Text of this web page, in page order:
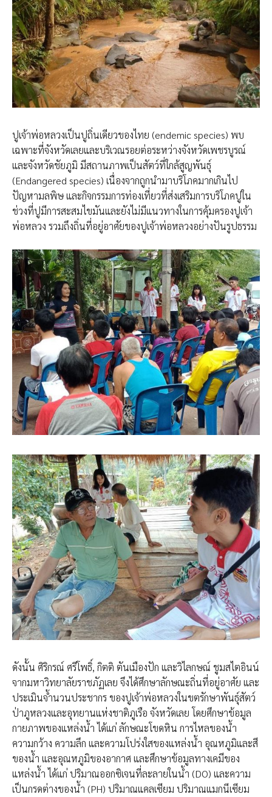
ปูเจ้าพ่อหลวงเป็นปูถิ่นเดียวของไทย (endemic species) พบ
เฉพาะที่จังหวัดเลยและบริเวณรอยต่อระหว่างจังหวัดเพชรบูรณ์
และจังหวัดชัยภูมิ มีสถานภาพเป็นสัตว์ที่ใกล้สูญพันธุ์
(Endangered species) เนื่องจากถูกนำมาบริโภคมากเกินไป
ปัญหามลพิษ และกิจกรรมการท่องเที่ยวที่ส่งเสริมการบริโภคปูใน
ช่วงที่ปูมีการสะสมไขมันและยังไม่มีแนวทางในการคุ้มครองปูเจ้า
พ่อหลวง รวมถึงถิ่นที่อยู่อาศัยของปูเจ้าพ่อหลวงอย่างปันรูปธรรม
ดังนั้น ศิริกรณ์ ศรีโพธิ์, กิตติ ตันเมืองปัก และวิไลกษณ์ ชูมสไตอินน์
จากมหาวิทยาลัยราชภัฏเลย จึงได้ศึกษาลักษณะถิ่นที่อยู่อาศัย และ
ประเมินจ้ำนวนประชากร ของปูเจ้าพ่อหลวงในขตรักษาพันธุ์สัตว์
ป่าภูหลวงและอุทยานแห่งชาติภูเรือ จังหวัดเลย โดยศึกษาข้อมูล
กายภาพของแหล่งน้ำ ได้แก่ ลักษณะโขดหิน การไหลของน้ำ
ความกว้าง ความลึก และความโปร่งใสของแหล่งน้ำ อุณหภูมิและสี
ของน้ำ และอุณหภูมิของอากาศ และศึกษาข้อมูลทางเคมีของ
แหล่งน้ำ ได้แก่ ปริมาณออกซิเจนที่ละลายในน้ำ (DO) และความ
เป็นกรดต่างของน้ำ (PH) ปริมาณแคลเซียม ปริมาณแมกนีเซียม